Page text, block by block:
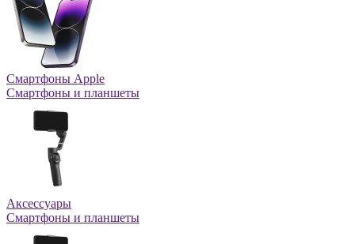
Смартфоны Apple
Смартфоны и планшеты
Аксессуары
Смартфоны и планшеты